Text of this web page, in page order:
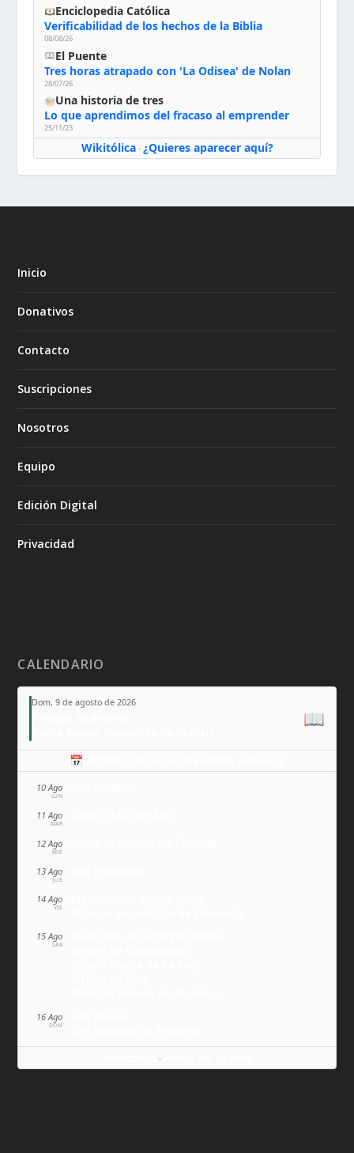
Enciclopedia Católica
Verificabilidad de los hechos de la Biblia
08/08/26
El Puente
Tres horas atrapado con 'La Odisea' de Nolan
28/07/26
Una historia de tres
Lo que aprendimos del fracaso al emprender
25/11/23
Wikitólica· ¿Quieres aparecer aquí?
Inicio
Donativos
Contacto
Suscripciones
Nosotros
Equipo
Edición Digital
Privacidad
CALENDARIO
Dom, 9 de agosto de 2026
📖
📅 Añade todo a tu calendario personal
10 Ago
LUN
11 Ago
MAR
12 Ago
MIÉ
13 Ago
JUE
14 Ago
VIE
15 Ago
SÁB
16 Ago
DOM
·